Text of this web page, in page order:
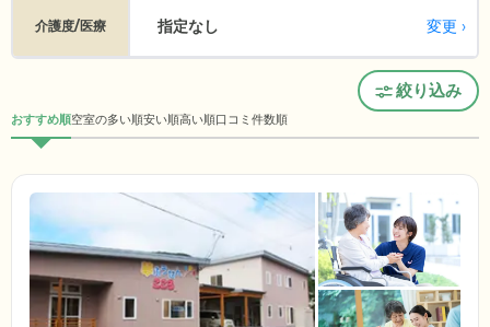
介護度/医療 指定なし 変更
絞り込み
おすすめ順空室の多い順安い順高い順口コミ件数順